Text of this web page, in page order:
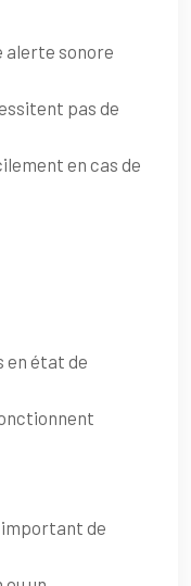
alerte sonore
pas de
en cas de
en état de
important de